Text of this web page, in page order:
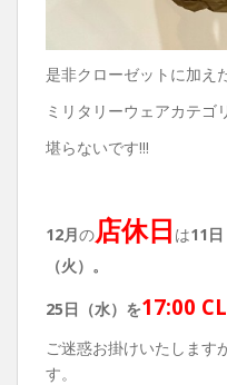
是非クローゼットに加え
ミリタリーウェアカテゴ
堪らないです!!!
12月の店休日 は11日
（火）。
25日（水）を17:00
ご迷惑お掛けいたします
す。